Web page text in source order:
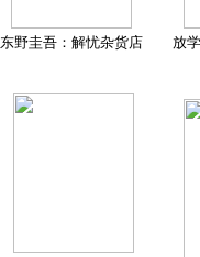
东野圭吾：解忧杂货店 放